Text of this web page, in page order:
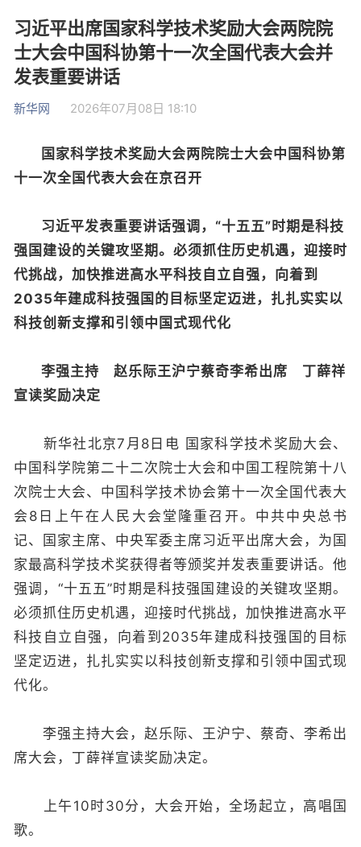
习近平出席国家科学技术奖励大会两院院
士大会中国科协第十一次全国代表大会并
发表重要讲话
新华网 2026年07月08日 18:10
国家科学技术奖励大会两院院士大会中国科协第
十一次全国代表大会在京召开
习近平发表重要讲话强调，“十五五”时期是科技
强国建设的关键攻坚期。必须抓住历史机遇，迎接时
代挑战，加快推进高水平科技自立自强，向着到
2035年建成科技强国的目标坚定迈进，扎扎实实以
科技创新支撑和引领中国式现代化
李强主持 赵乐际王沪宁蔡奇李希出席 丁薛祥
宣读奖励决定
新华社北京7月8日电 国家科学技术奖励大会、
中国科学院第二十二次院士大会和中国工程院第十八
次院士大会、中国科学技术协会第十一次全国代表大
会8日上午在人民大会堂隆重召开。中共中央总书
记、国家主席、中央军委主席习近平出席大会，为国
家最高科学技术奖获得者等颁奖并发表重要讲话。他
强调，“十五五”时期是科技强国建设的关键攻坚期。
必须抓住历史机遇，迎接时代挑战，加快推进高水平
科技自立自强，向着到2035年建成科技强国的目标
坚定迈进，扎扎实实以科技创新支撑和引领中国式现
代化。
李强主持大会，赵乐际、王沪宁、蔡奇、李希出
席大会，丁薛祥宣读奖励决定。
上午10时30分，大会开始，全场起立，高唱国
歌。